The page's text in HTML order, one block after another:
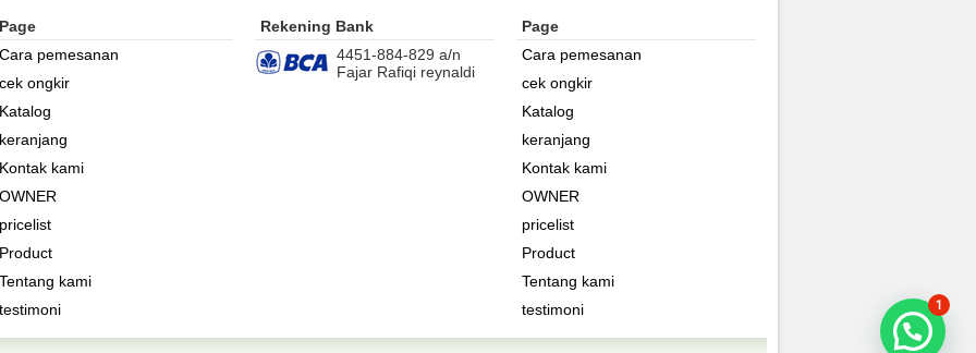
pemesanan
ongkir
kami
kami
Rekening Bank
4451-884-829 a/n
Fajar Rafiqi reynaldi
Page
Cara pemesanan
cek ongkir
Katalog
keranjang
Kontak kami
OWNER
pricelist
Product
Tentang kami
testimoni
1